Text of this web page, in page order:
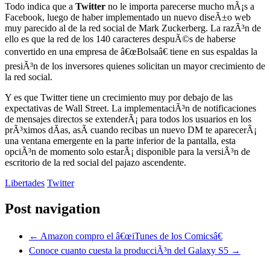
Todo indica que a Twitter no le importa parecerse mucho mÃ¡s a
Facebook, luego de haber implementado un nuevo diseÃ±o web
muy parecido al de la red social de Mark Zuckerberg. La razÃ³n de
ello es que la red de los 140 caracteres despuÃ©s de haberse
convertido en una empresa de â€œBolsaâ€ tiene en sus espaldas la
presiÃ³n de los inversores quienes solicitan un mayor crecimiento de
la red social.
Y es que Twitter tiene un crecimiento muy por debajo de las
expectativas de Wall Street. La implementaciÃ³n de notificaciones
de mensajes directos se extenderÃ¡ para todos los usuarios en los
prÃ³ximos dÃ­as, asÃ­ cuando recibas un nuevo DM te aparecerÃ¡
una ventana emergente en la parte inferior de la pantalla, esta
opciÃ³n de momento solo estarÃ¡ disponible para la versiÃ³n de
escritorio de la red social del pajazo ascendente.
Libertades Twitter
Post navigation
← Amazon compro el â€œiTunes de los Comicsâ€
Conoce cuanto cuesta la producciÃ³n del Galaxy S5 →